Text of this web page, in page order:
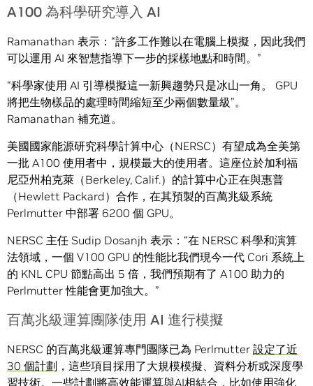
A100 為科學研究導入 AI
Ramanathan 表示：“許多工作難以在電腦上模擬，因此我們
可以運用 AI 來智慧指導下一步的採樣地點和時間。”
“科學家使用 AI 引導模擬這一新興趨勢只是冰山一角。 GPU
將把生物樣品的處理時間縮短至少兩個數量級”。
Ramanathan 補充道。
美國國家能源研究科學計算中心（NERSC）有望成為全美第
一批 A100 使用者中，規模最大的使用者。這座位於加利福
尼亞州柏克萊（Berkeley, Calif.）的計算中心正在與惠普
（Hewlett Packard）合作，在其預製的百萬兆級系統
Perlmutter 中部署 6200 個 GPU。
NERSC 主任 Sudip Dosanjh 表示：“在 NERSC 科學和演算
法領域，一個 V100 GPU 的性能比我們現今一代 Cori 系統上
的 KNL CPU 節點高出 5 倍，我們預期有了 A100 助力的
Perlmutter 性能會更加強大。”
百萬兆級運算團隊使用 AI 進行模擬
NERSC 的百萬兆級運算專門團隊已為 Perlmutter 設定了近
30 個計劃 ，這些項目採用了大規模模擬、資料分析或深度學
習技術。一些計劃將高效能運算與AI相結合，比如使用強化